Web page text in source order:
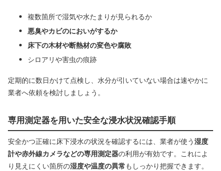
複数箇所で湿気や水たまりが見られるか
悪臭やカビのにおいがするか
床下の木材や断熱材の変色や腐敗
シロアリや害虫の痕跡
定期的に数日かけて点検し、水分が引いていない場合は速やかに
業者へ依頼を検討しましょう。
専用測定器を用いた安全な浸水状況確認手順
安全かつ正確に床下浸水の状況を確認するには、業者が使う湿度
計や赤外線カメラなどの専用測定器の利用が有効です。これによ
り見えにくい箇所の湿度や温度の異常もしっかり把握できます。